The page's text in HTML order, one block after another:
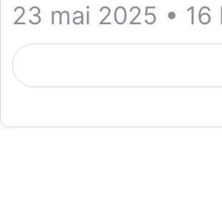
23 mai 2025 • 16